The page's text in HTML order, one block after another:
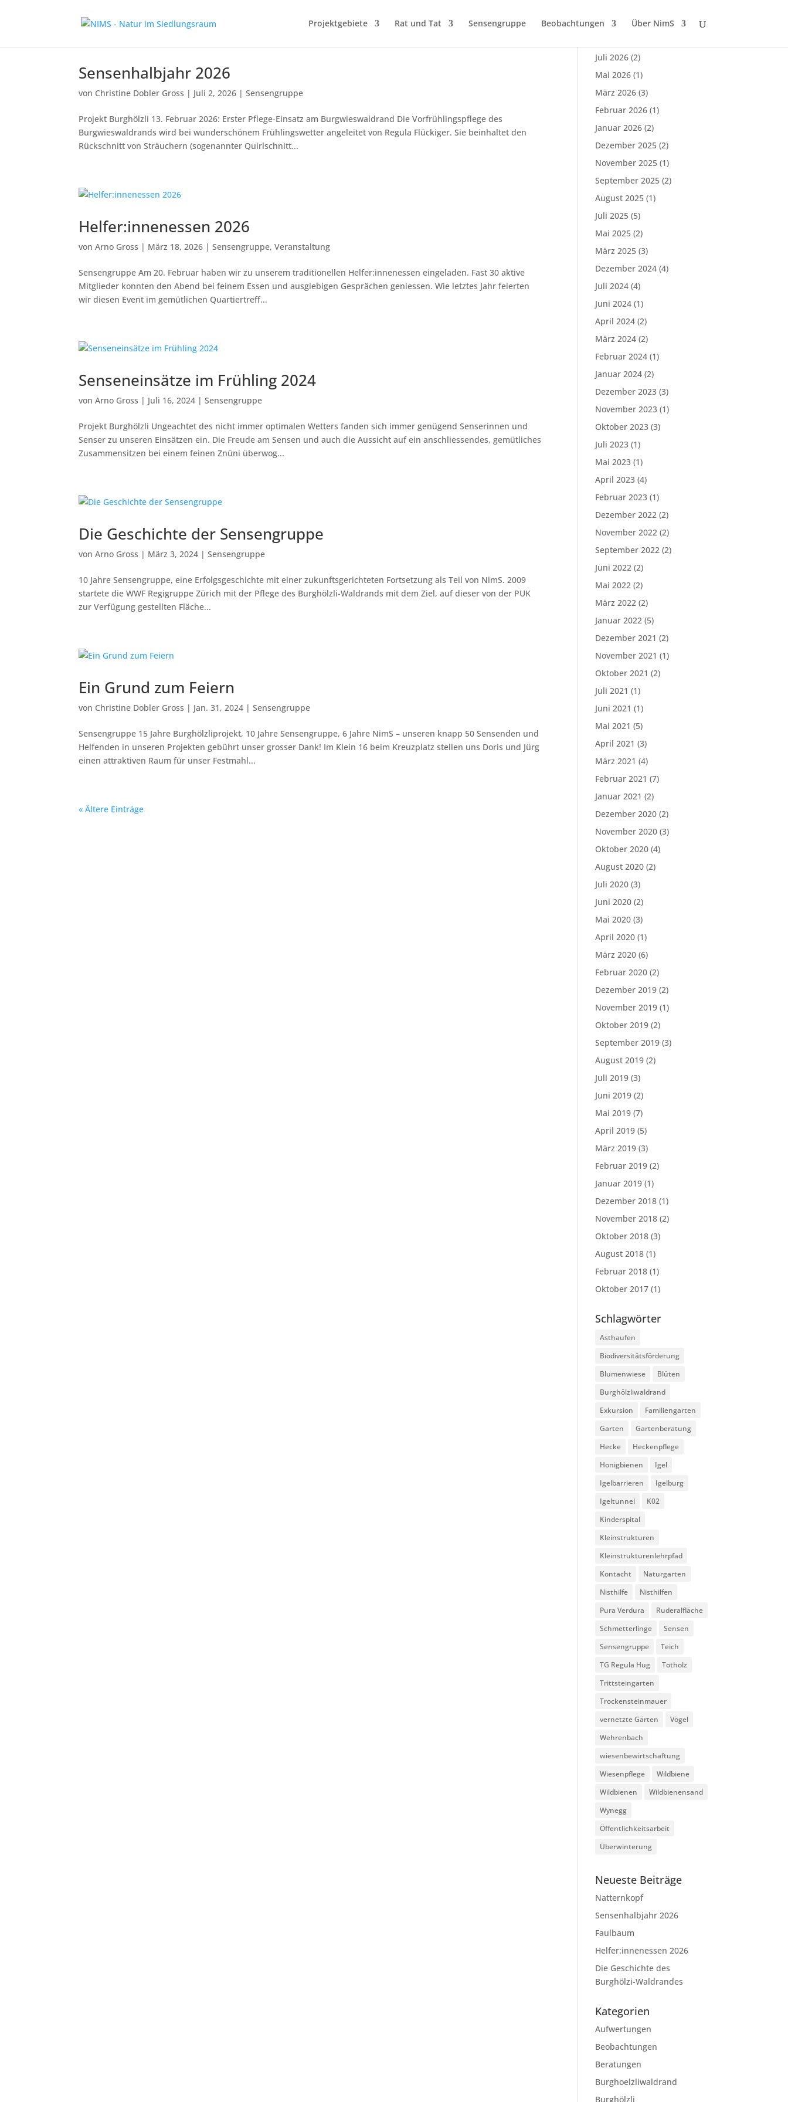
Projektgebiete Rat und Tat Sensengruppe Beobachtungen Über NimS
Sensenhalbjahr 2026
von Christine Dobler Gross | Juli 2, 2026 |Sensengruppe
Projekt Burghölzli 13. Februar 2026: Erster Pflege-Einsatz am Burgwieswaldrand Die Vorfrühlingspflege des
Burgwieswaldrands wird bei wunderschönem Frühlingswetter angeleitet von Regula Flückiger. Sie beinhaltet den
Rückschnitt von Sträuchern (sogenannter Quirlschnitt...
Helfer:innenessen 2026
vonArno Gross | März 18, 2026 |Sensengruppe,Veranstaltung
Sensengruppe Am 20. Februar haben wir zu unserem traditionellen Helfer:innenessen eingeladen. Fast 30 aktive
Mitglieder konnten den Abend bei feinem Essen und ausgiebigen Gesprächen geniessen. Wie letztes Jahr feierten
wir diesen Event im gemütlichen Quartiertreff...
Senseneinsätze im Frühling 2024
vonArno Gross | Juli 16, 2024 |Sensengruppe
Projekt Burghölzli Ungeachtet des nicht immer optimalen Wetters fanden sich immer genügend Senserinnen und
Senser zu unseren Einsätzen ein. Die Freude am Sensen und auch die Aussicht auf ein anschliessendes, gemütliches
Zusammensitzen bei einem feinen Znüni überwog...
Die Geschichte der Sensengruppe
vonArno Gross | März 3, 2024 |Sensengruppe
10 Jahre Sensengruppe, eine Erfolgsgeschichte mit einer zukunftsgerichteten Fortsetzung als Teil von NimS. 2009
startete die WWF Regigruppe Zürich mit der Pflege des Burghölzli-Waldrands mit dem Ziel, auf dieser von der PUK
zur Verfügung gestellten Fläche...
Ein Grund zum Feiern
von Christine Dobler Gross | Jan. 31, 2024 |Sensengruppe
Sensengruppe 15 Jahre Burghölzliprojekt, 10 Jahre Sensengruppe, 6 Jahre NimS – unseren knapp 50 Sensenden und
Helfenden in unseren Projekten gebührt unser grosser Dank! Im Klein 16 beim Kreuzplatz stellen uns Doris und Jürg
einen attraktiven Raum für unser Festmahl...
« Ältere Einträge
Juli 2026 (2)
Mai 2026 (1)
März 2026 (3)
Februar 2026 (1)
Januar 2026 (2)
Dezember 2025 (2)
November 2025 (1)
September 2025 (2)
August 2025 (1)
Juli 2025 (5)
Mai 2025 (2)
März 2025 (3)
Dezember 2024 (4)
Juli 2024 (4)
Juni 2024 (1)
April 2024 (2)
März 2024 (2)
Februar 2024 (1)
Januar 2024 (2)
Dezember 2023 (3)
November 2023 (1)
Oktober 2023 (3)
Juli 2023 (1)
Mai 2023 (1)
April 2023 (4)
Februar 2023 (1)
Dezember 2022 (2)
November 2022 (2)
September 2022 (2)
Juni 2022 (2)
Mai 2022 (2)
März 2022 (2)
Januar 2022 (5)
Dezember 2021 (2)
November 2021 (1)
Oktober 2021 (2)
Juli 2021 (1)
Juni 2021 (1)
Mai 2021 (5)
April 2021 (3)
März 2021 (4)
Februar 2021 (7)
Januar 2021 (2)
Dezember 2020 (2)
November 2020 (3)
Oktober 2020 (4)
August 2020 (2)
Juli 2020 (3)
Juni 2020 (2)
Mai 2020 (3)
April 2020 (1)
März 2020 (6)
Februar 2020 (2)
Dezember 2019 (2)
November 2019 (1)
Oktober 2019 (2)
September 2019 (3)
August 2019 (2)
Juli 2019 (3)
Juni 2019 (2)
Mai 2019 (7)
April 2019 (5)
März 2019 (3)
Februar 2019 (2)
Januar 2019 (1)
Dezember 2018 (1)
November 2018 (2)
Oktober 2018 (3)
August 2018 (1)
Februar 2018 (1)
Oktober 2017 (1)
Schlagwörter
Asthaufen
Biodiversitätsförderung
Blumenwiese
Blüten
Burghölzliwaldrand
Exkursion
Familiengarten
Garten
Gartenberatung
Hecke
Heckenpflege
Honigbienen
Igel
Igelbarrieren
Igelburg
Igeltunnel
K02
Kinderspital
Kleinstrukturen
Kleinstrukturenlehrpfad
Kontacht
Naturgarten
Nisthilfe
Nisthilfen
Pura Verdura
Ruderalfläche
Schmetterlinge
Sensen
Sensengruppe
Teich
TG Regula Hug
Totholz
Trittsteingarten
Trockensteinmauer
vernetzte Gärten
Vögel
Wehrenbach
wiesenbewirtschaftung
Wiesenpflege
Wildbiene
Wildbienen
Wildbienensand
Wynegg
Öffentlichkeitsarbeit
Überwinterung
Neueste Beiträge
Natternkopf
Sensenhalbjahr 2026
Faulbaum
Helfer:innenessen 2026
Die Geschichte des
Burghölzi-Waldrandes
Kategorien
Aufwertungen
Beobachtungen
Beratungen
Burghoelzliwaldrand
Burghölzli